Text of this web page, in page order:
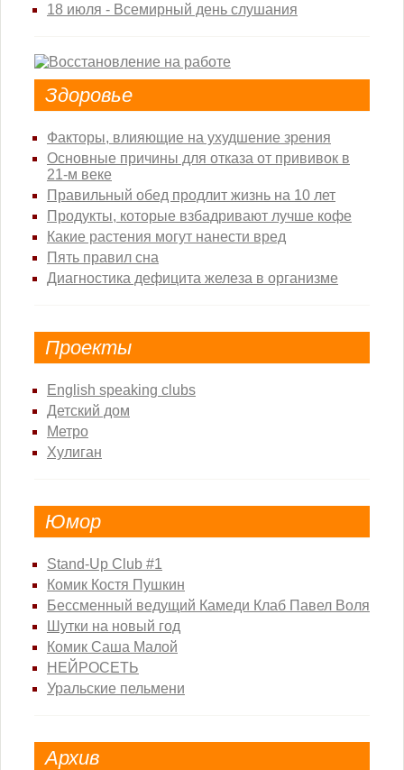
18 июля - Всемирный день слушания
Здоровье
Факторы, влияющие на ухудшение зрения
Основные причины для отказа от прививок в
21-м веке
Правильный обед продлит жизнь на 10 лет
Продукты, которые взбадривают лучше кофе
Какие растения могут нанести вред
Пять правил сна
Диагностика дефицита железа в организме
Проекты
English speaking clubs
Детский дом
Метро
Хулиган
Юмор
Stand-Up Club #1
Комик Костя Пушкин
Бессменный ведущий Камеди Клаб Павел Воля
Шутки на новый год
Комик Саша Малой
НЕЙРОСЕТЬ
Уральские пельмени
Архив